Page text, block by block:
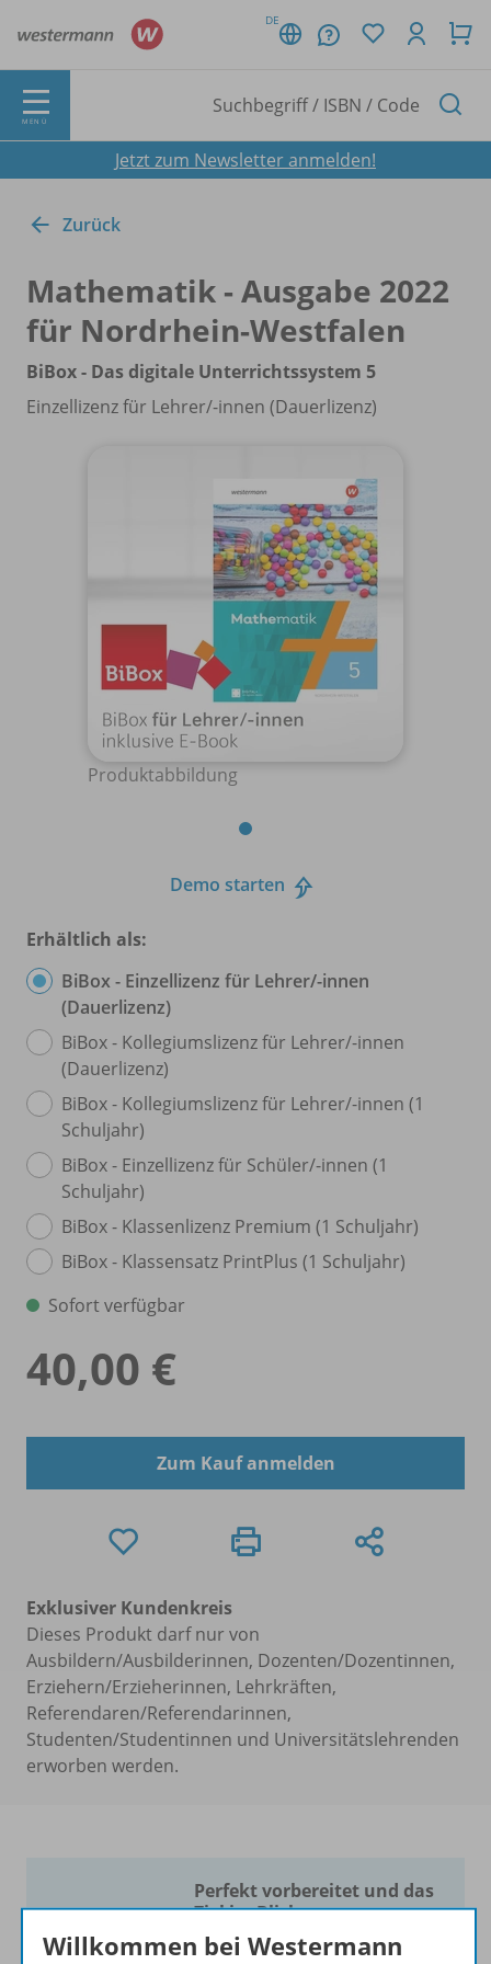
DE
MENÜ
Jetzt zum Newsletter anmelden!
Zurück
Mathematik - Ausgabe 2022
für Nordrhein-Westfalen
BiBox - Das digitale Unterrichtssystem 5
Einzellizenz für Lehrer/-innen (Dauerlizenz)
Produktabbildung
Demo starten
Erhältlich als:
BiBox - Einzellizenz für Lehrer/-innen
(Dauerlizenz)
BiBox - Kollegiumslizenz für Lehrer/-innen
(Dauerlizenz)
BiBox - Kollegiumslizenz für Lehrer/-innen (1
Schuljahr)
BiBox - Einzellizenz für Schüler/-innen (1
Schuljahr)
BiBox - Klassenlizenz Premium (1 Schuljahr)
BiBox - Klassensatz PrintPlus (1 Schuljahr)
Sofort verfügbar
40,00 €
Zum Kauf anmelden
Exklusiver Kundenkreis
Dieses Produkt darf nur von
Ausbildern/Ausbilderinnen, Dozenten/Dozentinnen,
Erziehern/Erzieherinnen, Lehrkräften,
Referendaren/Referendarinnen,
Studenten/Studentinnen und Universitätslehrenden
erworben werden.
Perfekt vorbereitet und das
Ziel im Blick.
Mut zum Wechsel
Willkommen bei Westermann